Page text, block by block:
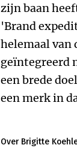
zijn baan
'Brand
helemaal van
geïntegreerd
een brede
een merk in
Over Brigitte